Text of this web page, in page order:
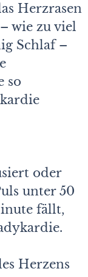
Herzrasen
wie zu viel
Schlaf –
so
oder
unter 50
fällt,
Herzens